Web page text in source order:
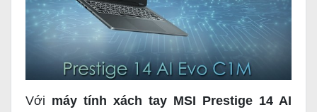
Với máy tính xách tay MSI Prestige 14 AI